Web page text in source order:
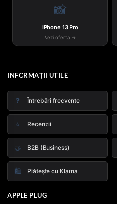
📸
iPhone 13 Pro
Vezi oferta →
INFORMAȚII UTILE
❓ Întrebări frecvente
⭐ Recenzii
🤝 B2B (Business)
🛍️ Plătește cu Klarna
APPLE PLUG